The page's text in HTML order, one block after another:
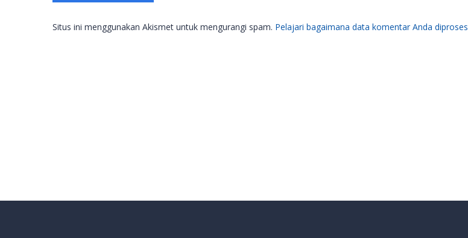
Situs ini menggunakan Akismet untuk mengurangi spam. Pelajari bagaimana data komentar Anda diproses